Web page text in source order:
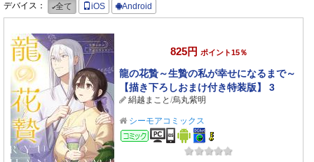
デバイス：
全て iOS Android
825円 ポイント15％
龍の花贄～生贄の私が幸せになるまで～
【描き下ろしおまけ付き特装版】 3
絹越まこと /烏丸紫明
シーモアコミックス
コミック